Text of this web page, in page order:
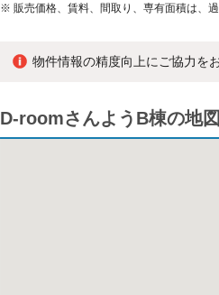
※ 販売価格、賃料、間取り、専有面積は、
物件情報の精度向上にご協力を
D-roomさんようB棟の地